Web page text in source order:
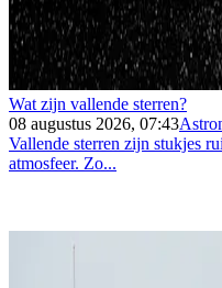
Wat zijn vallende sterren?
08 augustus 2026, 07:43
Vallende sterren zijn stukjes
atmosfeer. Zo...